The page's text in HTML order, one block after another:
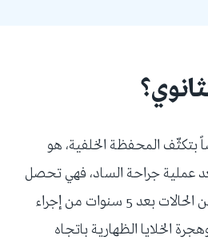
بتكثّف المحفظة الخلفية، هو
عملية جراحة الساد، فهي تحصل
بنسبة بين 3% إلى 50% من الحالات بعد 5 سنوات من إجراء
الخلايا الظهارية باتجاه